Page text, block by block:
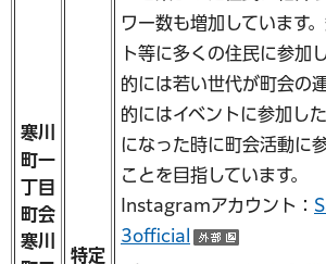
寒川
町一
丁目
町会
寒川
特定
ワー数も増加しています
ト等に多くの住民に参加
的には若い世代が町会の
的にはイベントに参加し
になった時に町会活動に
ことを目指しています。
Instagramアカウント：
3official